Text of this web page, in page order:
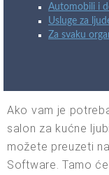
Automobili i
Usluge za
Za svaku
Ako vam je
salon za kućne
možete preuzeti
Software. Tamo